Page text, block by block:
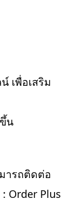
เพื่อเสริม
น
ารถติดต่อ
Order Plus